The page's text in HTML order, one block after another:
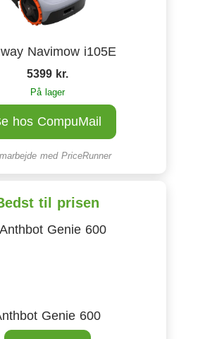
Navimow i105E
5399 kr.
På lager
hos CompuMail
med PriceRunner
til prisen
Genie 600